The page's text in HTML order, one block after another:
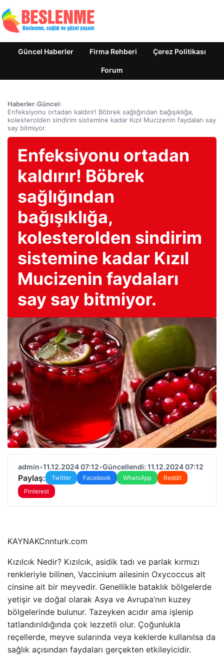
Güncel Haberler Firma Rehberi Çerez Politikası
Forum
Haberler›Güncel›
Enfeksiyonu ortadan kaldırır! Böbrek sağlığından bağışıklığa,
kolesterolden sindirim sistemine kadar Kızıl Mucizenin faydaları say
say bitmiyor.
Enfeksiyonu ortadan
kaldırır! Böbrek
sağlığından
bağışıklığa,
kolesterolden sindirim
sistemine kadar Kızıl
Mucizenin faydaları
say say bitmiyor.
admin•11.12.2024 07:12•Güncellendi: 11.12.2024 07:12
Paylaş: Twitter Facebook WhatsApp
Reddit
Pinterest
KAYNAKCnnturk.com
Kızılcık Nedir? Kızılcık, asidik tadı ve parlak kırmızı
renkleriyle bilinen, Vaccinium ailesinin Oxycoccus alt
cinsine ait bir meyvedir. Genellikle bataklık bölgelerde
yetişir ve doğal olarak Asya ve Avrupa’nın kuzey
bölgelerinde bulunur. Tazeyken acıdır ama işlenip
tatlandırıldığında çok lezzetli olur. Çoğunlukla
reçellerde, meyve sularında veya keklerde kullanılsa da
sağlık açısından faydaları gerçekten etkileyicidir.